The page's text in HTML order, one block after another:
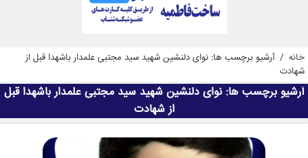
خانه / آرشیو برچسب ها: نوای دلنشین شهید سید مجتبی علمدار باشهدا قبل از
شهادت
آرشیو برچسب ها:نوای دلنشین شهید سید مجتبی علمدار باشهدا قبل
از شهادت